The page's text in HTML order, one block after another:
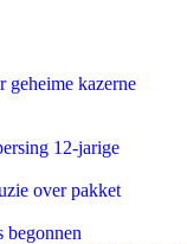
geheime kazerne
12-jarige
over pakket
begonnen